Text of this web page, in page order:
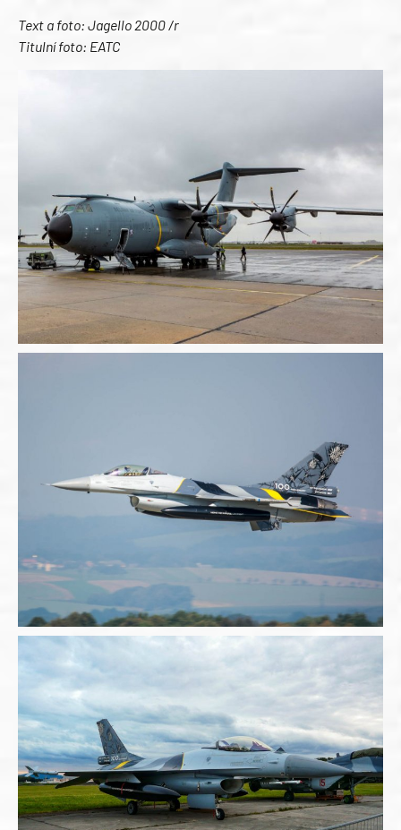
Text a foto: Jagello 2000 /r
Titulní foto: EATC